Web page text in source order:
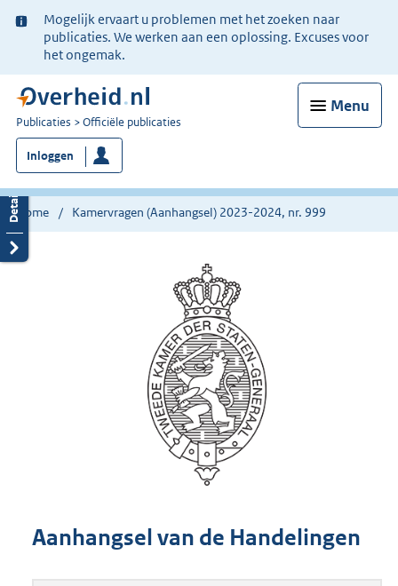
Ter
informatie:
Mogelijk ervaart u problemen met het zoeken naar
publicaties. We werken aan een oplossing. Excuses voor
het ongemak.
Menu
U
bent
nu
hier:
Publicaties Officiële publicaties
Inloggen
Home Kamervragen (Aanhangsel) 2023-2024, nr. 999
Aanhangsel van de Handelingen